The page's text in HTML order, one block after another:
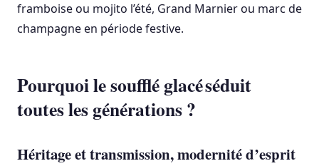
framboise ou mojito l’été, Grand Marnier ou marc de
champagne en période festive.
Pourquoi le soufflé glacé séduit
toutes les générations ?
Héritage et transmission, modernité d’esprit